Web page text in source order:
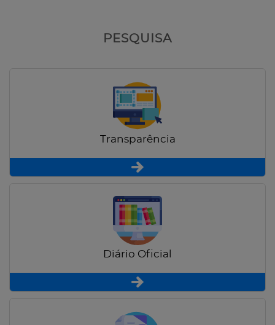
PESQUISA
Transparência
Diário Oficial